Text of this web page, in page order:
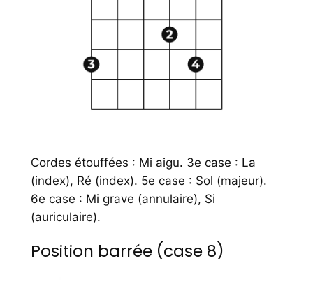
Cordes étouffées : Mi aigu. 3e case : La
(index), Ré (index). 5e case : Sol (majeur).
6e case : Mi grave (annulaire), Si
(auriculaire).
Position barrée (case 8)